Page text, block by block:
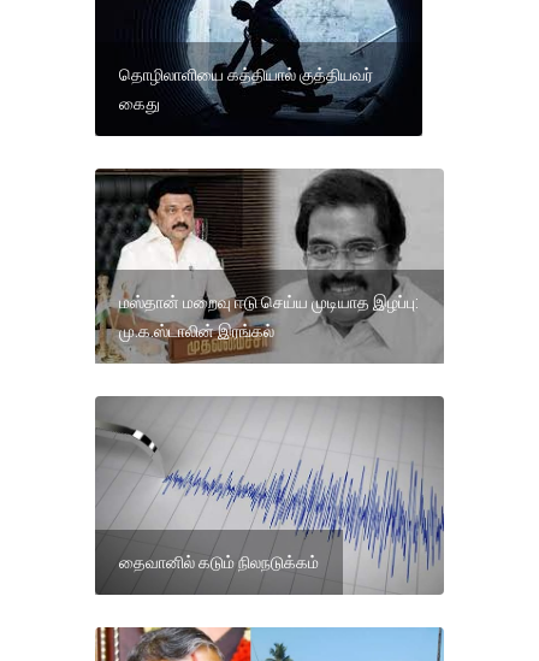
தொழிலாளியை கத்தியால் குத்தியவர்
கைது
மஸ்தான் மறைவு ஈடு செய்ய முடியாத இழப்பு:
மு.க.ஸ்டாலின் இரங்கல்
தைவானில் கடும் நிலநடுக்கம்